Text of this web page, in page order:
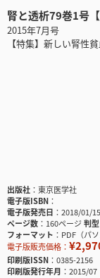
腎と透析79巻1号【
2015年7月号
【特集】新しい腎性
出版社
東京医学社
電子版ISBN
電子版発売日
2018/01/15
ページ数
160ページ判型
フォーマット
PDF（パ
電子版販売価格：
印刷版ISSN
0385-2156
印刷版発行年月
2015/07